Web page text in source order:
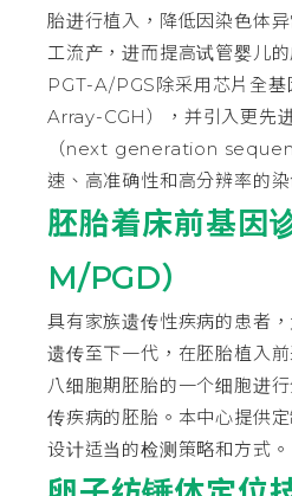
胎进行植入，降低因染色体
工流产，进而提高试管婴儿
PGT-A/PGS除采用芯片全基
Array-CGH），并引入更先
（next generation
速、高准确性和高分辨率的
胚胎着床前基因
M/PGD）
具有家族遗传性疾病的患者
遗传至下一代，在胚胎植入
八细胞期胚胎的一个细胞进
传疾病的胚胎。本中心提供
设计适当的检测策略和方式。